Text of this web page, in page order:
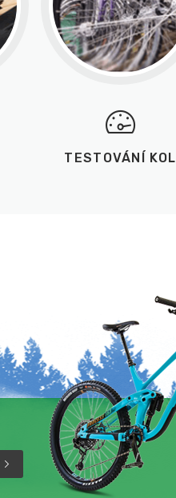
TESTOVÁNÍ KOL